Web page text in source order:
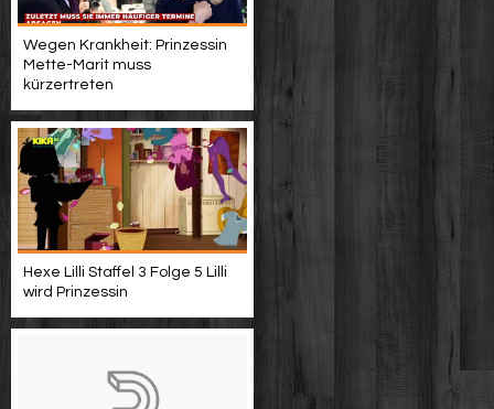
Wegen Krankheit: Prinzessin
Mette-Marit muss
kürzertreten
Hexe Lilli Staffel 3 Folge 5 Lilli
wird Prinzessin